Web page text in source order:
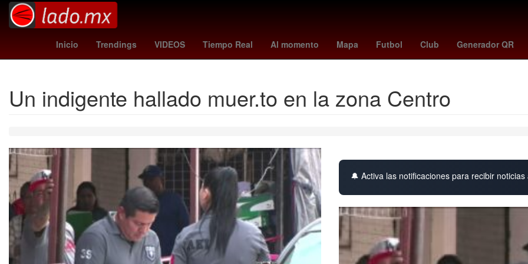
Inicio Trendings VIDEOS Tiempo Real Al momento Mapa Futbol Club Generador QR
Denuncia Empresa España Argentina China Senador Aguascalientes Gobierno
Un indigente hallado muer.to en la zona Centro
🔔 Activa las notificaciones para recibir